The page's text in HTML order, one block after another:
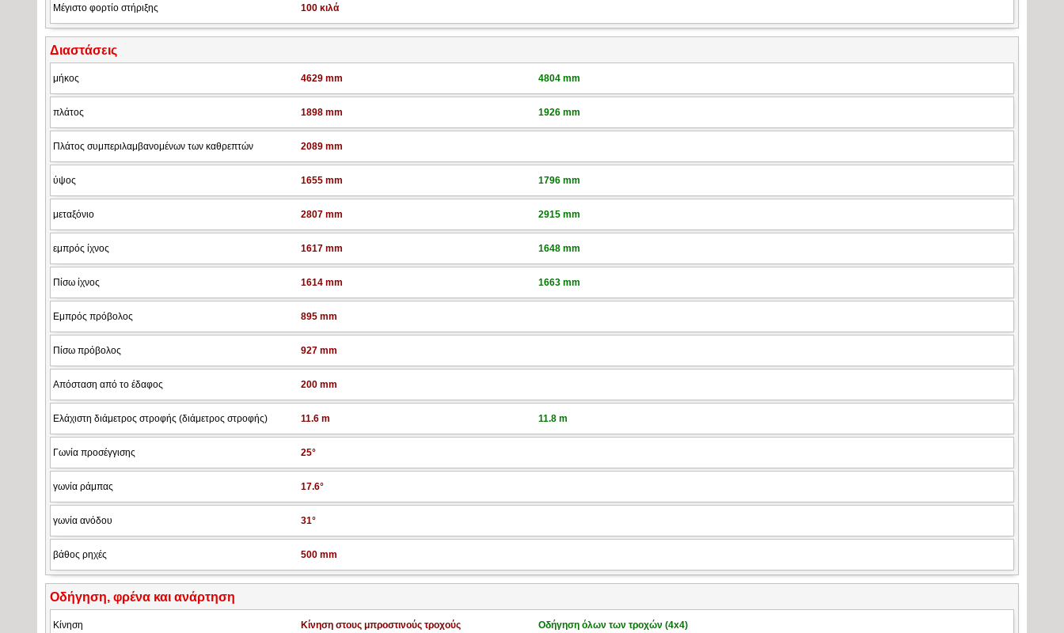
Μέγιστο φορτίο στήριξης 100 κιλά
Διαστάσεις
μήκος 4629 mm 4804 mm
πλάτος 1898 mm 1926 mm
Πλάτος συμπεριλαμβανομένων των καθρεπτών 2089 mm
ύψος 1655 mm 1796 mm
μεταξόνιο 2807 mm 2915 mm
εμπρός ίχνος 1617 mm 1648 mm
Πίσω ίχνος 1614 mm 1663 mm
Εμπρός πρόβολος 895 mm
Πίσω πρόβολος 927 mm
Απόσταση από το έδαφος 200 mm
Ελάχιστη διάμετρος στροφής (διάμετρος στροφής) 11.6 m 11.8 m
Γωνία προσέγγισης 25°
γωνία ράμπας 17.6°
γωνία ανόδου 31°
βάθος ρηχές 500 mm
Οδήγηση, φρένα και ανάρτηση
Κίνηση Κίνηση στους μπροστινούς τροχούς Οδήγηση όλων των τροχών (4x4)